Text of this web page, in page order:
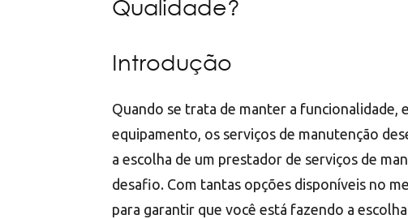
Qualidade?
Introdução
Quando se trata de manter a funcionalidade,
equipamento, os serviços de manutenção
a escolha de um prestador de serviços de
desafio. Com tantas opções disponíveis no
para garantir que você está fazendo a